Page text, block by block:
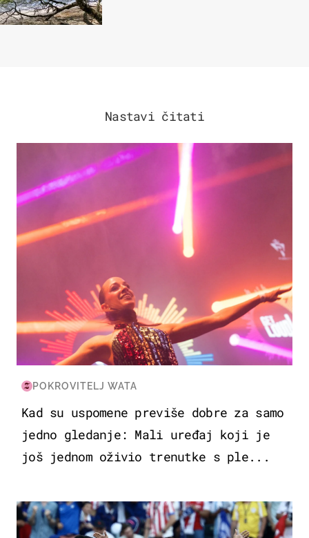
Nastavi čitati
KULTURA & ZABAVA
POKROVITELJ WATA
Kad su uspomene previše dobre za samo
jedno gledanje: Mali uređaj koji je
još jednom oživio trenutke s ple...
SVJETSKO PRVENSTVO 2026